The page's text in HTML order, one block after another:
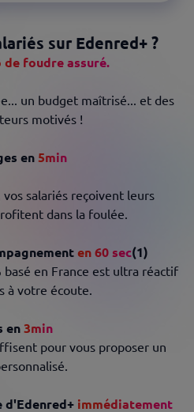
sur Edenred+ ?
de foudre assuré.
un budget maîtrisé... et des
motivés !
en 5min
salariés reçoivent leurs
dans la foulée.​
en 60 sec(1)
en France est ultra réactif
à votre écoute.
en 3min​
pour vous proposer un
d'Edenred+ immédiatement